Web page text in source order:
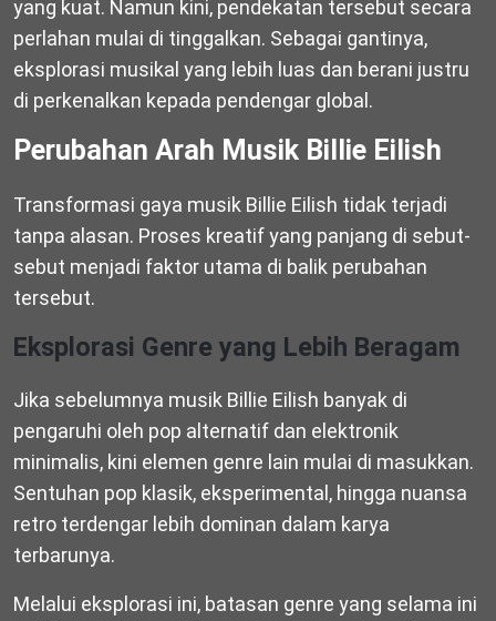
yang kuat. Namun kini, pendekatan tersebut secara
perlahan mulai di tinggalkan. Sebagai gantinya,
eksplorasi musikal yang lebih luas dan berani justru
di perkenalkan kepada pendengar global.
Perubahan Arah Musik Billie Eilish
Transformasi gaya musik Billie Eilish tidak terjadi
tanpa alasan. Proses kreatif yang panjang di sebut-
sebut menjadi faktor utama di balik perubahan
tersebut.
Eksplorasi Genre yang Lebih Beragam
Jika sebelumnya musik Billie Eilish banyak di
pengaruhi oleh pop alternatif dan elektronik
minimalis, kini elemen genre lain mulai di masukkan.
Sentuhan pop klasik, eksperimental, hingga nuansa
retro terdengar lebih dominan dalam karya
terbarunya.
Melalui eksplorasi ini, batasan genre yang selama ini